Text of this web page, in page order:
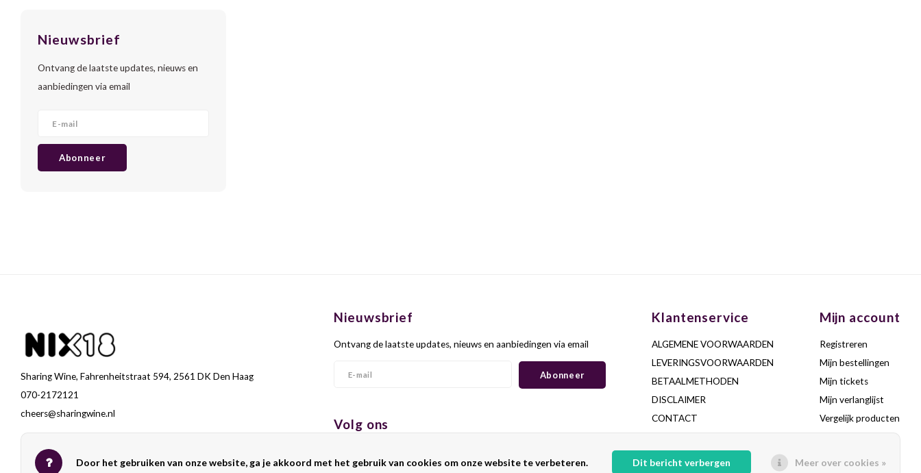
Nieuwsbrief
Ontvang de laatste updates, nieuws en
aanbiedingen via email
Abonneer
Sharing Wine, Fahrenheitstraat 594, 2561 DK Den Haag
070-2172121
cheers@sharingwine.nl
Nieuwsbrief
Ontvang de laatste updates, nieuws en aanbiedingen via email
Abonneer
Volg ons
Klantenservice
ALGEMENE VOORWAARDEN
LEVERINGSVOORWAARDEN
BETAALMETHODEN
DISCLAIMER
CONTACT
Mijn account
Registreren
Mijn bestellingen
Mijn tickets
Mijn verlanglijst
Vergelijk producten
Door het gebruiken van onze website, ga je akkoord met het gebruik van cookies om onze website te verbeteren. Dit bericht verbergen Meer over cookies »